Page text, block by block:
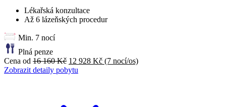
Lékařská konzultace
Až 6 lázeňských procedur
Min. 7 nocí
Plná penze
Cena od 16 160 Kč 12 928 Kč (7 nocí/os)
Zobrazit detaily pobytu